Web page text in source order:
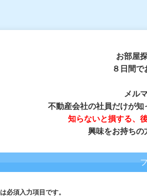
お部屋
８日間で
メル
不動産会社の社員だけが
知らないと損する、
興味をお持ちの
は必須入力項目です。